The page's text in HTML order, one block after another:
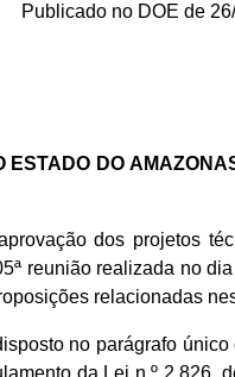
Publicado no DOE de
ESTADO DO
dos projetos
reunião realizada no
relacionadas
no parágrafo único
da Lei n.º 2.826,